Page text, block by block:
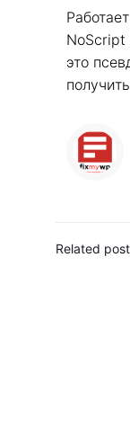
NoScript
это
Related